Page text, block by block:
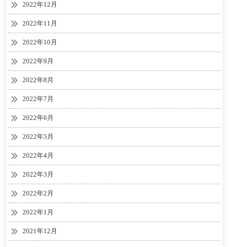
2022年12月
2022年11月
2022年10月
2022年9月
2022年8月
2022年7月
2022年6月
2022年5月
2022年4月
2022年3月
2022年2月
2022年1月
2021年12月